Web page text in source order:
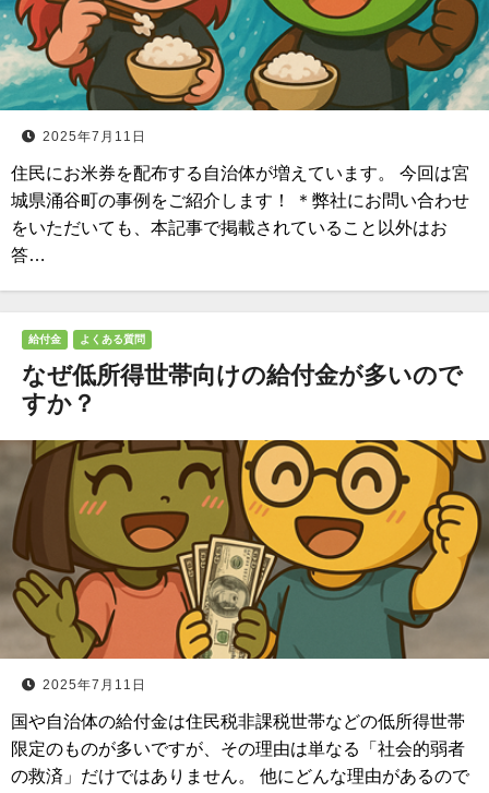
2025年7月11日
住民にお米券を配布する自治体が増えています。 今回は宮
城県涌谷町の事例をご紹介します！ ＊弊社にお問い合わせ
をいただいても、本記事で掲載されていること以外はお
答…
給付金 よくある質問
なぜ低所得世帯向けの給付金が多いので
すか？
2025年7月11日
国や自治体の給付金は住民税非課税世帯などの低所得世帯
限定のものが多いですが、その理由は単なる「社会的弱者
の救済」だけではありません。 他にどんな理由があるので